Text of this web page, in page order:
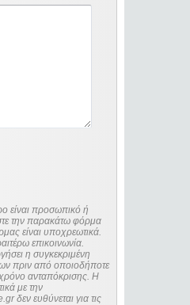
είναι προσωπικό ή
την παρακάτω φόρμα
είναι υποχρεωτικά.
επικοινωνία.
η συγκεκριμένη
ανταπόκρισης. Η
με την
δεν ευθύνεται για τις